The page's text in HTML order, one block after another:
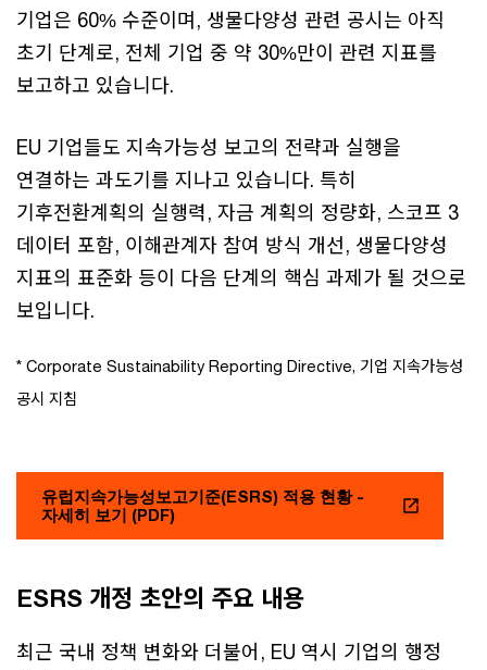
기업은 60% 수준이며, 생물다양성 관련 공시는 아직
초기 단계로, 전체 기업 중 약 30%만이 관련 지표를
보고하고 있습니다.
EU 기업들도 지속가능성 보고의 전략과 실행을
연결하는 과도기를 지나고 있습니다. 특히
기후전환계획의 실행력, 자금 계획의 정량화, 스코프 3
데이터 포함, 이해관계자 참여 방식 개선, 생물다양성
지표의 표준화 등이 다음 단계의 핵심 과제가 될 것으로
보입니다.
* Corporate Sustainability Reporting Directive, 기업 지속가능성
공시 지침
유럽지속가능성보고기준(ESRS) 적용 현황 -
자세히 보기 (PDF)
ESRS 개정 초안의 주요 내용
최근 국내 정책 변화와 더불어, EU 역시 기업의 행정